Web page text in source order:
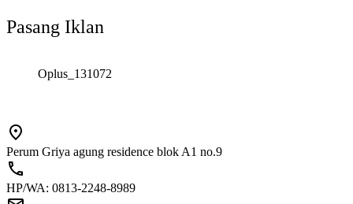
Pasang Iklan
Oplus_131072
Perum Griya agung residence blok A1 no.9
HP/WA: 0813-2248-8989